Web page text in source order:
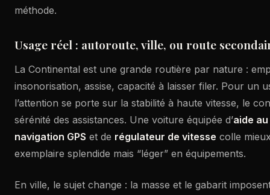
méthode.
Usage réel : autoroute, ville, ou route
La Continental est une grande routière par nature :
insonorisation, assise, capacité à laisser filer. Pour un
l’attention se porte sur la stabilité à haute vitesse, le
sérénité des assistances. Une voiture équipée d’aide
navigation GPS et de régulateur de vitesse colle
exemplaire splendide mais “léger” en équipements.
En ville, le sujet change : la masse et le gabarit